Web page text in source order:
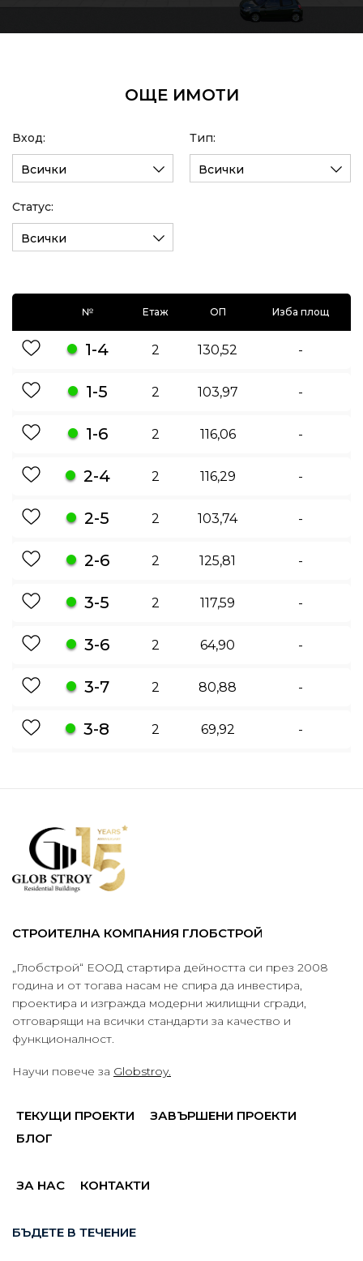
ОЩЕ ИМОТИ
Вход:
Всички
Тип:
Всички
Статус:
Всички
№ Етаж ОП Изба площ
1-4 2 130,52 -
1-5 2 103,97 -
1-6 2 116,06 -
2-4 2 116,29 -
2-5 2 103,74 -
2-6 2 125,81 -
3-5 2 117,59 -
3-6 2 64,90 -
3-7 2 80,88 -
3-8 2 69,92 -
СТРОИТЕЛНА КОМПАНИЯ ГЛОБСТРОЙ
„Глобстрой“ ЕООД стартира дейността си през 2008
година и от тогава насам не спира да инвестира,
проектира и изгражда модерни жилищни сгради,
отговарящи на всички стандарти за качество и
функционалност.
Научи повече за Globstroy.
ТЕКУЩИ ПРОЕКТИ
ЗАВЪРШЕНИ ПРОЕКТИ
БЛОГ
ЗА НАС КОНТАКТИ
БЪДЕТЕ В ТЕЧЕНИЕ